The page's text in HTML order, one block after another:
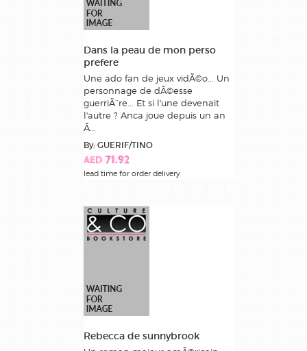
Dans la peau de mon perso
prefere
Une ado fan de jeux vidÃ©o... Un
personnage de dÃ©esse
guerriÃ¨re... Et si l'une devenait
l'autre ? Anca joue depuis un an
Ã...
By: GUERIF/TINO
AED 71.92
lead time for order delivery
Rebecca de sunnybrook